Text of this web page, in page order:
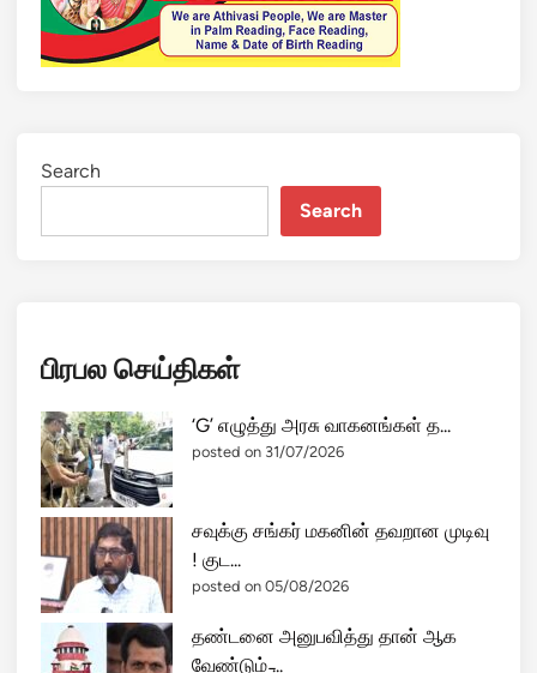
Search
Search
பிரபல செய்திகள்
‘G’ எழுத்து அரசு வாகனங்கள் த...
posted on 31/07/2026
சவுக்கு சங்கர் மகனின் தவறான முடிவு
! குட...
posted on 05/08/2026
தண்டனை அனுபவித்து தான் ஆக
வேண்டும் ̵...